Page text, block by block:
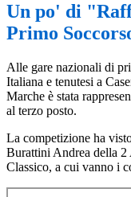
Un po' di
Primo
Alle gare nazionali di
Italiana e tenutesi a
Marche è stata
al terzo posto.
La competizione ha
Burattini Andrea della 2
Classico, a cui vanno i